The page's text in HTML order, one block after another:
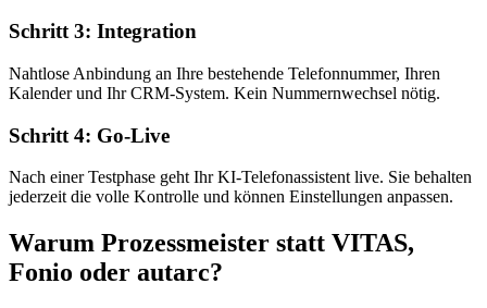
Schritt 3: Integration
Nahtlose Anbindung an Ihre bestehende Telefonnummer, Ihren
Kalender und Ihr CRM-System. Kein Nummernwechsel nötig.
Schritt 4: Go-Live
Nach einer Testphase geht Ihr KI-Telefonassistent live. Sie behalten
jederzeit die volle Kontrolle und können Einstellungen anpassen.
Warum Prozessmeister statt VITAS,
Fonio oder autarc?